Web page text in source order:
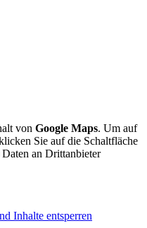
von Google Maps. Um auf
Sie auf die Schaltfläche
an Drittanbieter
Inhalte entsperren